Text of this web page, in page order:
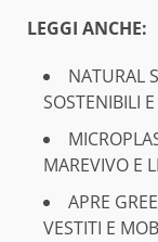
LEGGI ANCHE:
NATURAL
SOSTENIBILI
MAREVIVO E
APRE
VESTITI E